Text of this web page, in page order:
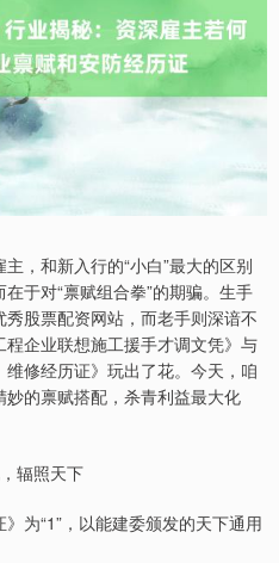
，和新入行的“小白”最大的区别
于对“禀赋组合拳”的期骗。生手
股票配资网站，而老手则深谙不
企业联想施工援手才调文凭》与
维修经历证》玩出了花。今天，咱
的禀赋搭配，杀青利益最大化
辐照天下
为“1”，以能建委颁发的天下通用